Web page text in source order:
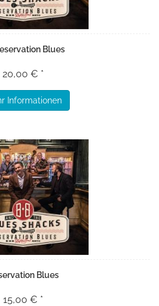
Blues
20,00 € *
Informationen
Blues
15,00 € *